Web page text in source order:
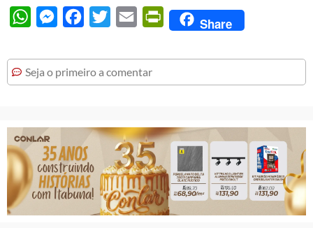
WhatsAppMessengerFacebook
Twitter Email PrintFriendly
Share
Seja o primeiro a comentar